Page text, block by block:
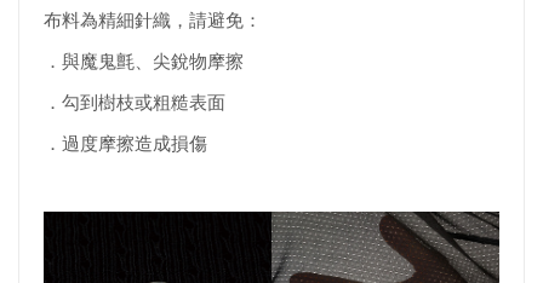
布料為精細針織，請避免：
．與魔鬼氈、尖銳物摩擦
．勾到樹枝或粗糙表面
．過度摩擦造成損傷